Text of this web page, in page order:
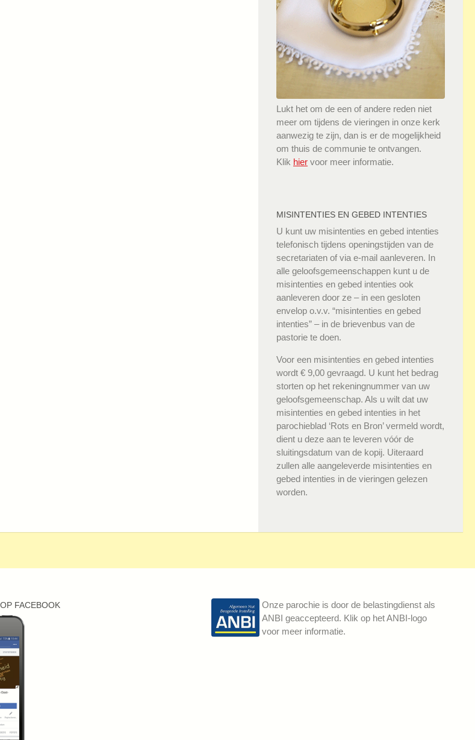
Lukt het om de een of andere reden niet
meer om tijdens de vieringen in onze kerk
aanwezig te zijn, dan is er de mogelijkheid
om thuis de communie te ontvangen.
Klik hier voor meer informatie.
MISINTENTIES EN GEBED INTENTIES
U kunt uw misintenties en gebed intenties
telefonisch tijdens openingstijden van de
secretariaten of via e-mail aanleveren. In
alle geloofsgemeenschappen kunt u de
misintenties en gebed intenties ook
aanleveren door ze – in een gesloten
envelop o.v.v. “misintenties en gebed
intenties” – in de brievenbus van de
pastorie te doen.
Voor een misintenties en gebed intenties
wordt € 9,00 gevraagd. U kunt het bedrag
storten op het rekeningnummer van uw
geloofsgemeenschap. Als u wilt dat uw
misintenties en gebed intenties in het
parochieblad ‘Rots en Bron’ vermeld wordt,
dient u deze aan te leveren vóór de
sluitingsdatum van de kopij. Uiteraard
zullen alle aangeleverde misintenties en
gebed intenties in de vieringen gelezen
worden.
FACEBOOK
Onze parochie is door de belastingdienst als
ANBI geaccepteerd. Klik op het ANBI-logo
voor meer informatie.